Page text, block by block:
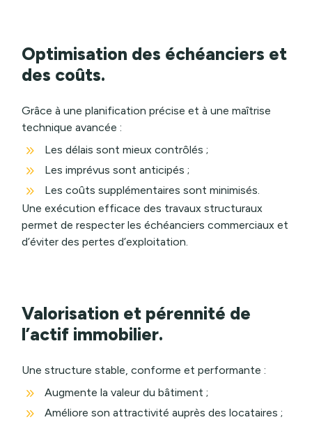
Optimisation des échéanciers et
des coûts.
Grâce à une planification précise et à une maîtrise
technique avancée :
9 Les délais sont mieux contrôlés ;
9 Les imprévus sont anticipés ;
9
Les coûts supplémentaires sont minimisés.
Une exécution efficace des travaux structuraux
permet de respecter les échéanciers commerciaux et
d’éviter des pertes d’exploitation.
Valorisation et pérennité de
l’actif immobilier.
Une structure stable, conforme et performante :
9 Augmente la valeur du bâtiment ;
9 Améliore son attractivité auprès des locataires ;